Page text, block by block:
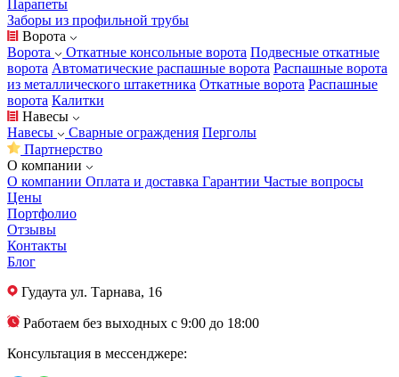
Парапеты
Заборы из профильной трубы
Ворота
Ворота
Откатные консольные ворота Подвесные откатные
ворота Автоматические распашные ворота Распашные ворота
из металлического штакетника Откатные ворота Распашные
ворота Калитки
Навесы
Навесы
Сварные ограждения Перголы
Партнерство
О компании
О компании Оплата и доставка Гарантии Частые вопросы
Цены
Портфолио
Отзывы
Контакты
Блог
Гудаута ул. Тарнава, 16
Работаем без выходных с 9:00 до 18:00
Консультация в мессенджере: